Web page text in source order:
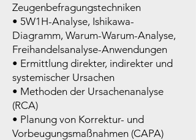
Zeugenbefragungstechniken
• 5W1H-Analyse, Ishikawa-
Diagramm, Warum-Warum-Analyse,
Freihandelsanalyse-Anwendungen
• Ermittlung direkter, indirekter und
systemischer Ursachen
• Methoden der Ursachenanalyse
(RCA)
• Planung von Korrektur- und
Vorbeugungsmaßnahmen (CAPA)